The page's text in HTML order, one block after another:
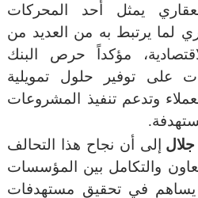
يمثل أحد المحركات
لما يرتبط به من العديد من
مؤكداً حرص البنك
على توفير حلول تمويلية
وتدعم تنفيذ المشروعات
إلى أن نجاح هذا التحالف
والتكامل بين المؤسسات
يساهم في تحقيق مستهدفات